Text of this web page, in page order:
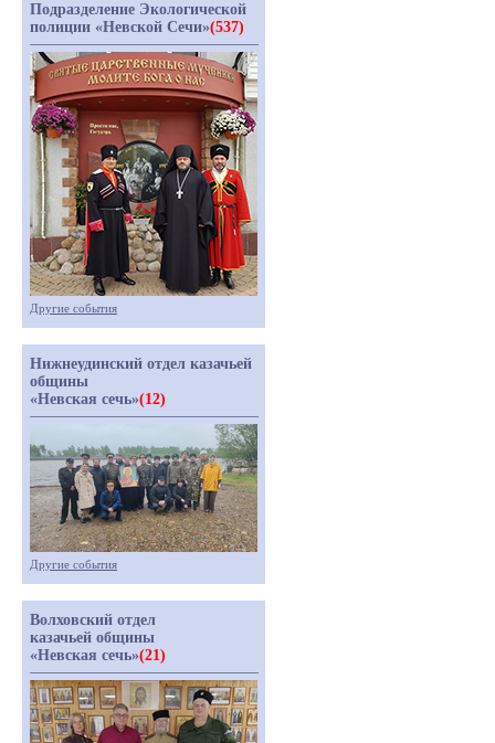
Подразделение Экологической
полиции «Невской Сечи»(537)
Другие события
Нижнеудинский отдел казачьей
общины
«Невская сечь»(12)
Другие события
Волховский отдел
казачьей общины
«Невская сечь»(21)